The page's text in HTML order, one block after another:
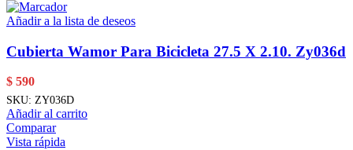
Añadir a la lista de deseos
Cubierta Wamor Para Bicicleta 27.5 X 2.10. Zy036d
$ 590
SKU: ZY036D
Añadir al carrito
Comparar
Vista rápida